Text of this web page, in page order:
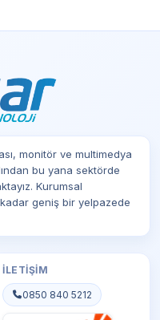
monitör ve multimedya
bu yana sektörde
Kurumsal
geniş bir yelpazede
İLETIŞIM
0850 840 5212